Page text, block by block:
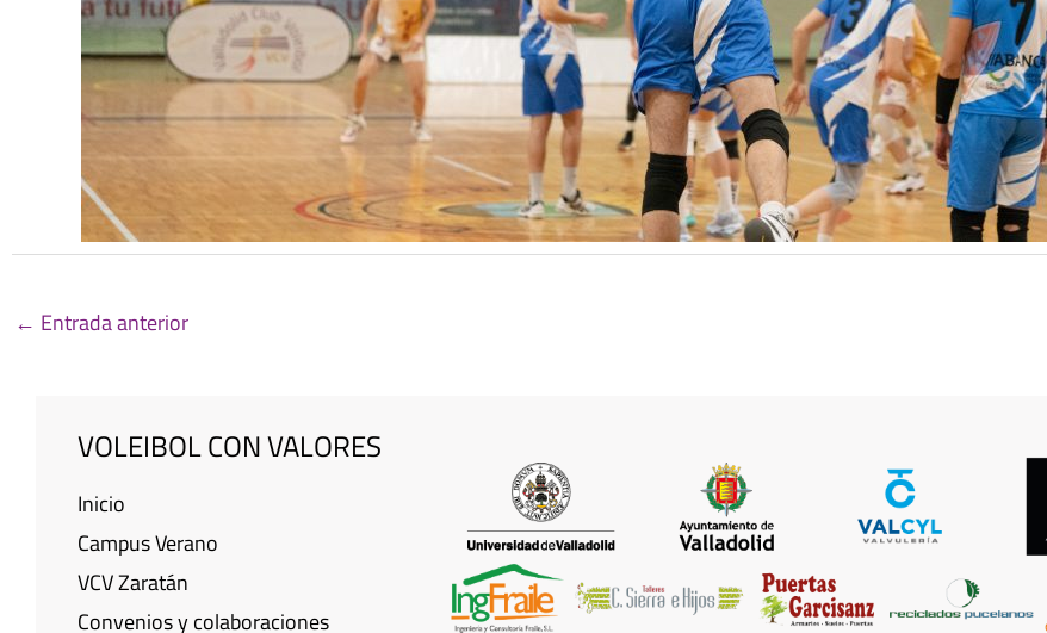
← Entrada anterior
VOLEIBOL CON VALORES
Inicio
Campus Verano
VCV Zaratán
Convenios y colaboraciones